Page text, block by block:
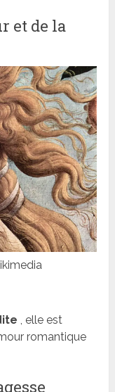
et de la
, elle est
romantique